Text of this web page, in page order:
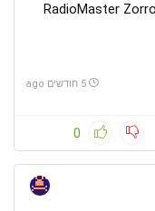
בקר שלט לרחפנים RadioMaster Zorro
5 חודשים ago
0